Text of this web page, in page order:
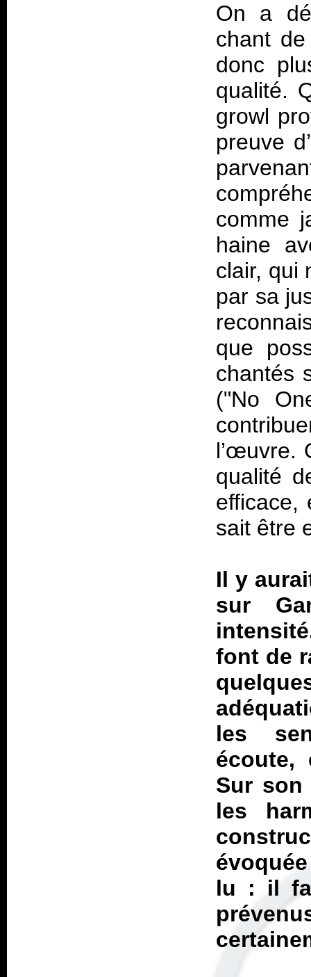
On a
chant
donc
qualité.
growl
preuve
comme
haine
clair, qui
par sa
que
chantés
("No
l’œuvre.
qualité
efficace,
sait être
Il y
sur
font de
les
écoute,
Sur son
les
lu : il